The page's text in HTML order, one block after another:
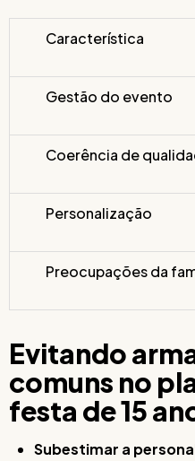
Característica
Gestão do evento
Coerência de
Personalização
Preocupações da
Evitando
comuns no
festa de 15
Subestimar a